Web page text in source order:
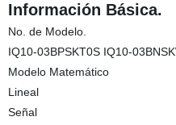
Información Básica.
No. de Modelo.
IQ10-03BPSKT0S IQ10-
Modelo Matemático
Lineal
Señal